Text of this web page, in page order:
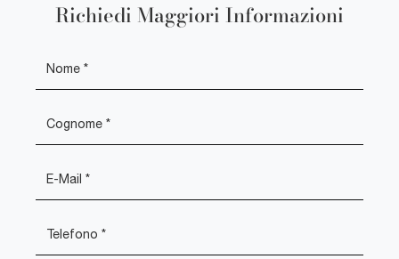
Richiedi Maggiori Informazioni